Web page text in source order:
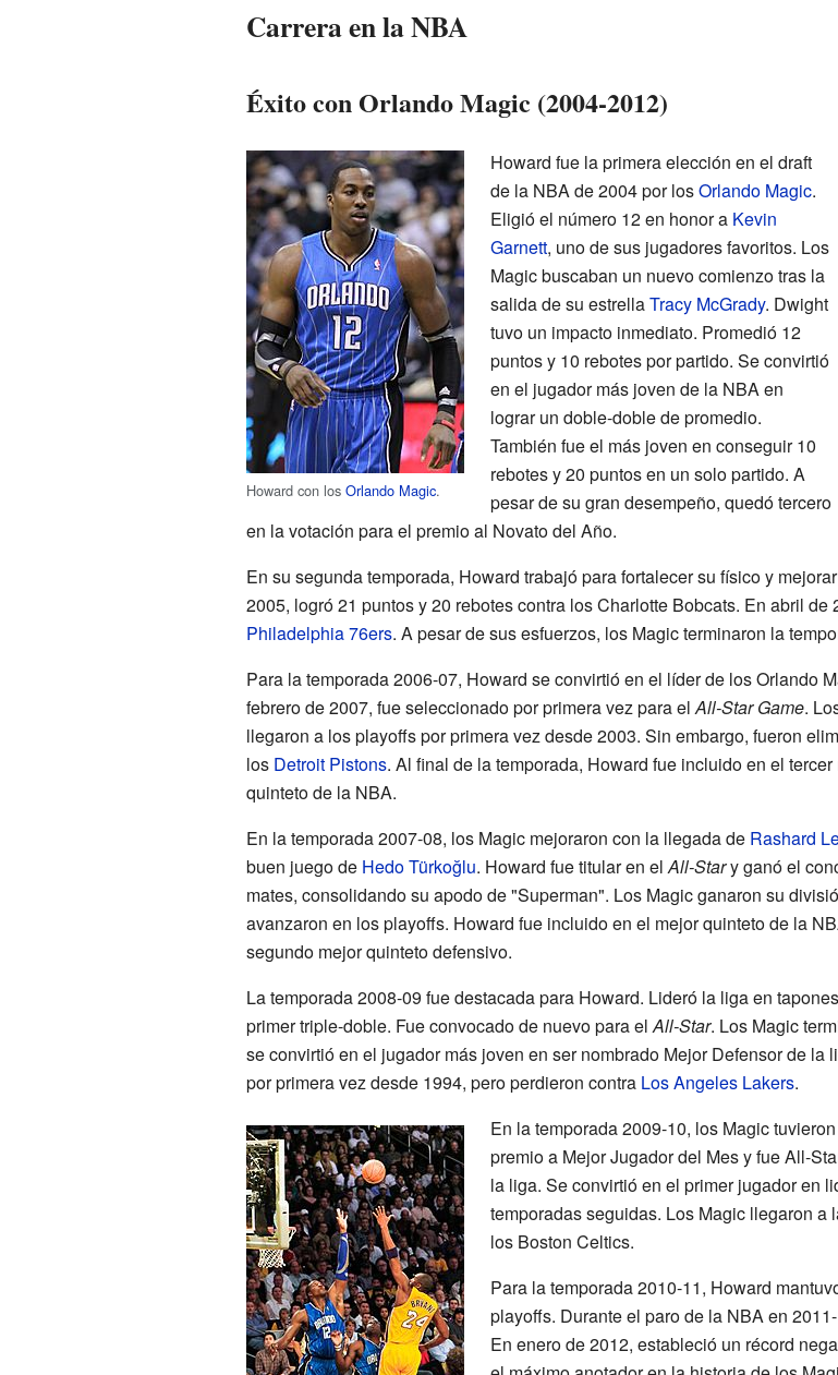
Carrera en la NBA
Éxito con Orlando Magic (2004-2012)
Howard con los Orlando Magic.
Howard fue la primera elección en el draft
de la NBA de 2004 por losOrlando Magic.
Eligió el número 12 en honor a Kevin
Garnett, uno de sus jugadores favoritos. Los
Magic buscaban un nuevo comienzo tras la
salida de su estrellaTracy McGrady. Dwight
tuvo un impacto inmediato. Promedió 12
puntos y 10 rebotes por partido. Se convirtió
en el jugador más joven de la NBA en
lograr un doble-doble de promedio.
También fue el más joven en conseguir 10
rebotes y 20 puntos en un solo partido. A
pesar de su gran desempeño, quedó tercero
en la votación para el premio al Novato del Año.
En su segunda temporada, Howard trabajó para fortalecer su físico y
2005, logró 21 puntos y 20 rebotes contra los Charlotte Bobcats. En abril
Philadelphia 76ers. A pesar de sus esfuerzos, los Magic terminaron la
Para la temporada 2006-07, Howard se convirtió en el líder de los Orlando
febrero de 2007, fue seleccionado por primera vez para elAll-Star Game.
llegaron a los playoffs por primera vez desde 2003. Sin embargo, fueron
los Detroit Pistons. Al final de la temporada, Howard fue incluido en el tercer
quinteto de la NBA.
En la temporada 2007-08, los Magic mejoraron con la llegada de Rashard
buen juego de Hedo Türkoğlu. Howard fue titular en elAll-Stary ganó el
mates, consolidando su apodo de "Superman". Los Magic ganaron su
avanzaron en los playoffs. Howard fue incluido en el mejor quinteto de la
segundo mejor quinteto defensivo.
La temporada 2008-09 fue destacada para Howard. Lideró la liga en
primer triple-doble. Fue convocado de nuevo para elAll-Star. Los Magic
se convirtió en el jugador más joven en ser nombrado Mejor Defensor de
por primera vez desde 1994, pero perdieron contra Los Angeles Lakers.
En la temporada 2009-10, los Magic
premio a Mejor Jugador del Mes y fue All-
la liga. Se convirtió en el primer jugador en
temporadas seguidas. Los Magic llegaron
los Boston Celtics.
Para la temporada 2010-11, Howard
playoffs. Durante el paro de la NBA en
En enero de 2012, estableció un récord